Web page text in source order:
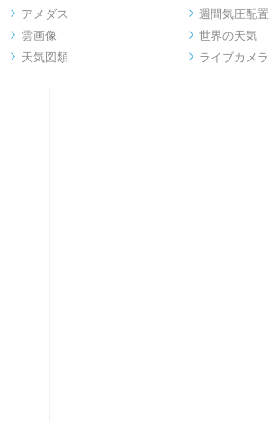
 アメダス  週間気圧配置
 雲画像  世界の天気
 天気図類  ライブカメラ